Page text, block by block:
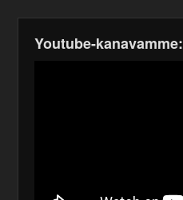
Youtube-kanavamme: